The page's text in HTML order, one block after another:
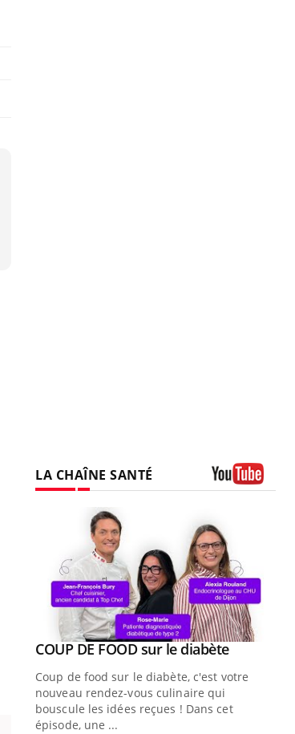
LA CHAÎNE SANTÉ
Youtube
COUP DE FOOD sur le diabèteYoutube
Coup de food sur le diabète, c'est votre
nouveau rendez-vous culinaire qui
bouscule les idées reçues ! Dans cet
épisode, une ...